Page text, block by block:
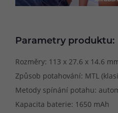
Parametry produktu:
Rozměry: 113 x 27.6 x 14.6
Způsob potahování: MTL
Metody spínání potahu:
Kapacita baterie: 1650 mAh